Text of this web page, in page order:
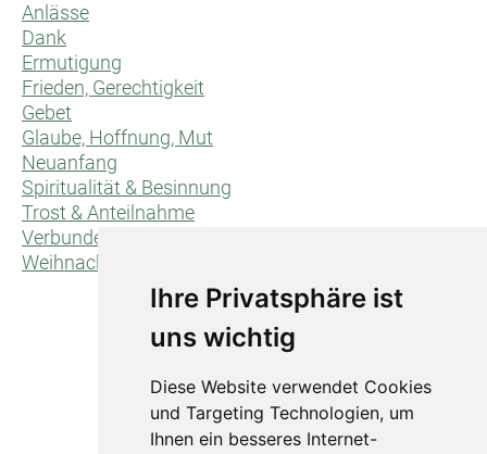
Ihre Privatsphäre ist
uns wichtig
Diese Website verwendet Cookies
und Targeting Technologien, um
Ihnen ein besseres Internet-
Anlässe
Dank
Ermutigung
Frieden, Gerechtigkeit
Gebet
Glaube, Hoffnung, Mut
Neuanfang
Spiritualität & Besinnung
Trost & Anteilnahme
Verbundenheit/für dich/für uns
Weihnachten